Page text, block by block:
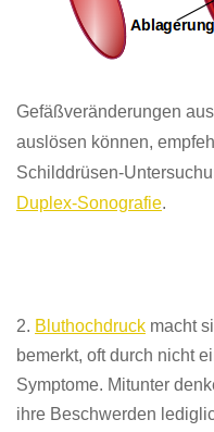
Gefäßveränderungen
auslösen können,
Schilddrüsen-
Duplex-Sonografie.
2. Bluthochdruck macht
bemerkt, oft durch nicht
Symptome. Mitunter
ihre Beschwerden